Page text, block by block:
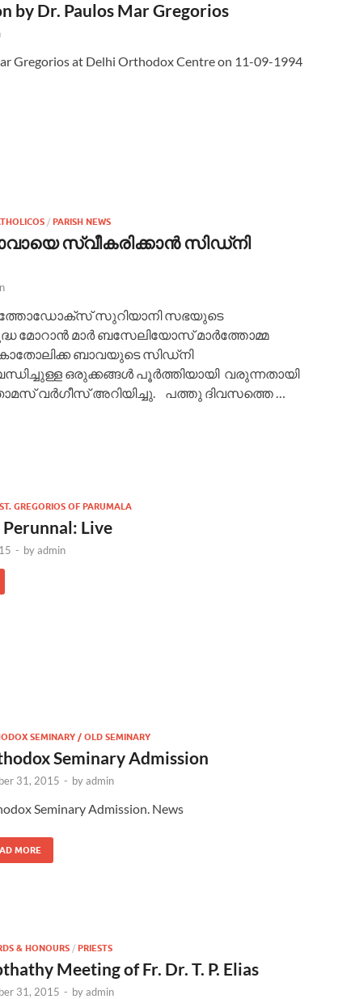
by Dr. Paulos Mar Gregorios
Gregorios at Delhi Orthodox Centre on 11-09-1994
/ PARISH NEWS
സ്വീകരിക്കാന്‍ സിഡ്നി
സുറിയാനി സഭയുടെ
മോറാന്‍ മാര്‍ ബസേലിയോസ് മാര്‍ത്തോമ്മ
ബാവയുടെ സിഡ്നി
ഒരുക്കങ്ങള്‍ പൂര്‍ത്തിയായി വരുന്നതായി
വര്‍ഗീസ് അറിയിച്ചു. പത്തു ദിവസത്തെ …
ST. GREGORIOS OF PARUMALA
Live
- byadmin
SEMINARY / OLD SEMINARY
Seminary Admission
31, 2015 - byadmin
Seminary Admission. News
MORE
& HONOURS / PRIESTS
Meeting of Fr. Dr. T. P. Elias
31, 2015 - byadmin